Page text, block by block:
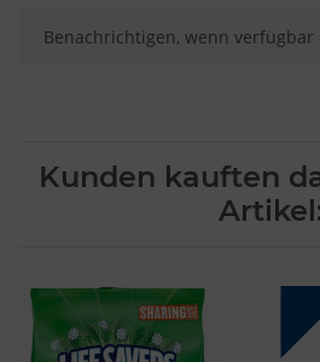
Benachrichtigen, wenn verfügbar
Kunden kauften